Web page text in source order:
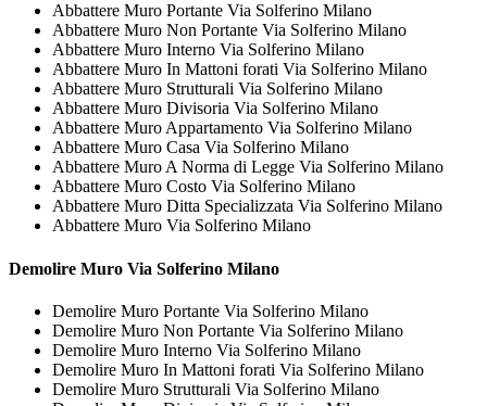
Abbattere Muro Portante Via Solferino Milano
Abbattere Muro Non Portante Via Solferino Milano
Abbattere Muro Interno Via Solferino Milano
Abbattere Muro In Mattoni forati Via Solferino Milano
Abbattere Muro Strutturali Via Solferino Milano
Abbattere Muro Divisoria Via Solferino Milano
Abbattere Muro Appartamento Via Solferino Milano
Abbattere Muro Casa Via Solferino Milano
Abbattere Muro A Norma di Legge Via Solferino Milano
Abbattere Muro Costo Via Solferino Milano
Abbattere Muro Ditta Specializzata Via Solferino Milano
Abbattere Muro Via Solferino Milano
Demolire Muro Via Solferino Milano
Demolire Muro Portante Via Solferino Milano
Demolire Muro Non Portante Via Solferino Milano
Demolire Muro Interno Via Solferino Milano
Demolire Muro In Mattoni forati Via Solferino Milano
Demolire Muro Strutturali Via Solferino Milano